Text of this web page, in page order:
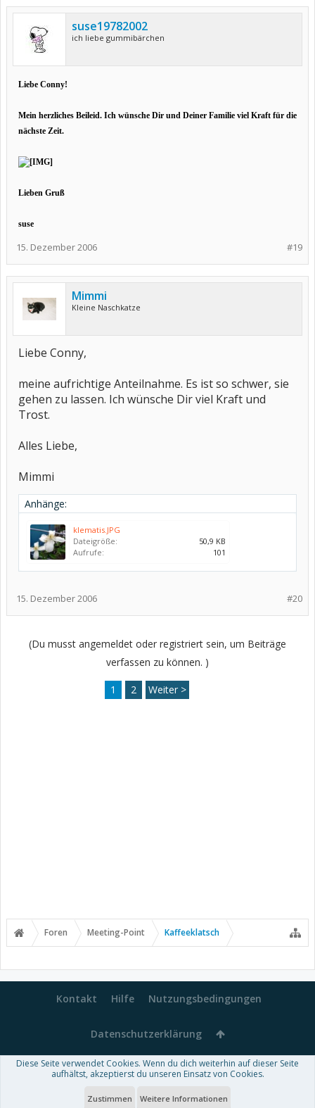
suse19782002
ich liebe gummibärchen
Liebe Conny!
Mein herzliches Beileid. Ich wünsche Dir und Deiner Familie viel Kraft für die
nächste Zeit.
Lieben Gruß
suse
#19
15. Dezember 2006
Mimmi
Kleine Naschkatze
Liebe Conny,
meine aufrichtige Anteilnahme. Es ist so schwer, sie
gehen zu lassen. Ich wünsche Dir viel Kraft und
Trost.
Alles Liebe,
Mimmi
Anhänge:
klematis.JPG
Dateigröße:
50,9 KB
Aufrufe:
101
#20
15. Dezember 2006
(Du musst angemeldet oder registriert sein, um Beiträge
verfassen zu können. )
1 2 Weiter >
Foren Meeting-Point Kaffeeklatsch
Kontakt Hilfe Nutzungsbedingungen
Datenschutzerklärung
Forum software by XenForo™-Deutsch von xenDach
Theme designed byThemeHouse
Diese Seite verwendet Cookies. Wenn du dich weiterhin auf dieser Seite
aufhältst, akzeptierst du unseren Einsatz von Cookies.
Zustimmen Weitere Informationen